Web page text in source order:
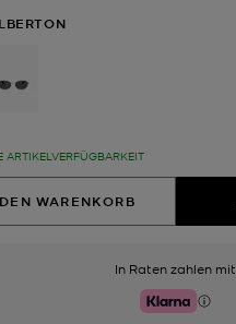
ARTIKELVERFÜGBARKEIT
WARENKORB
In Raten zahlen mit
Klarna